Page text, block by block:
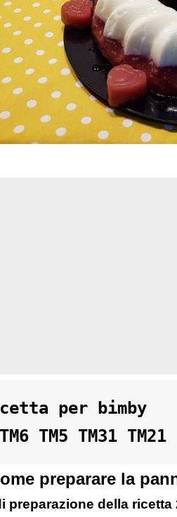
TM5 TM31 TM21
preparare la
preparazione della